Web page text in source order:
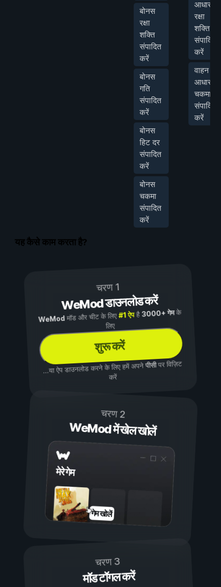
बोनस
रक्षा
शक्ति
संपादित
करें
बोनस
गति
संपादित
करें
बोनस
हिट दर
संपादित
करें
बोनस
चकमा
संपादित
करें
आधार
रक्षा
शक्ति
संपादित
करें
वाहन
आधार
चकमा
संपादित
करें
यह कैसे काम करता है?
चरण 1
WeMod डाउनलोड करें
WeMod मॉड और चीट के लिए#1 ऐपहै3000+ गेमके
लिए
शुरू करें
...या ऐप डाउनलोड करने के लिए हमें अपनेपीसीपर विज़िट
करें
चरण 2
WeMod में खेल खोलें
मेरे गेम
गेम खोलें
चरण 3
मॉड टॉगल करें